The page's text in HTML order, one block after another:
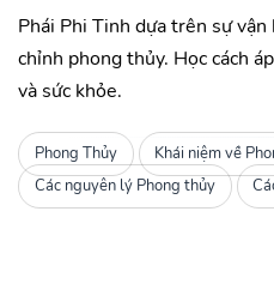
Phái Phi Tinh dựa trên sự
chỉnh phong thủy. Học cách
và sức khỏe.
Phong Thủy
Khái niệm về
Các nguyên lý Phong thủy